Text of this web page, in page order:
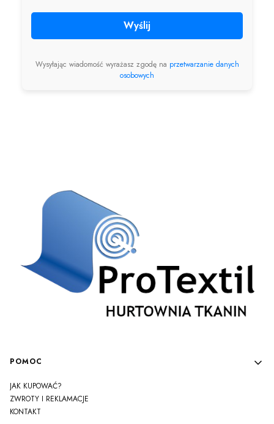
Wyślij
Wysyłając wiadomość wyrażasz zgodę na przetwarzanie danych
osobowych
Linki w stopce
POMOC
JAK KUPOWAĆ?
ZWROTY I REKLAMACJE
KONTAKT